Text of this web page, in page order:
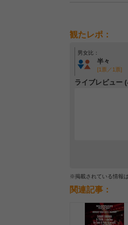
観たレポ：
男女比：
半々
[1票／1票]
ライブレビュー
※掲載されている情報
関連記事：